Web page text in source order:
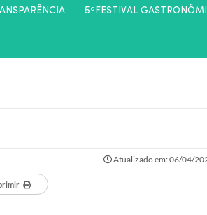
5ºFESTIVAL
Atualizado em: 06/04/